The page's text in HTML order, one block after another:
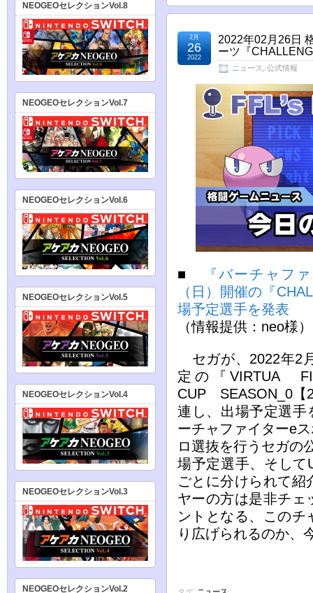
2022年02月26日
ーツ『
ニュース 公式情報
2月
26
2022
■
『バーチャフ
（日）開催の『
場予定選手を発表
（情報提供：neo様）
セガが、2022年2
定の『VIRTUA
CUP SEASON_0【
連し、出場予定選手
ーチャファイターe
ロ選抜を行うセガの
場予定選手、そして
ごとに分けられて紹
ヤーの方は是非チェ
ントとなる、このチ
り広げられるのか、
NEOGEOセレクションVol.8
NEOGEOセレクションVol.7
NEOGEOセレクションVol.6
NEOGEOセレクションVol.5
NEOGEOセレクションVol.4
NEOGEOセレクションVol.3
NEOGEOセレクションVol.2